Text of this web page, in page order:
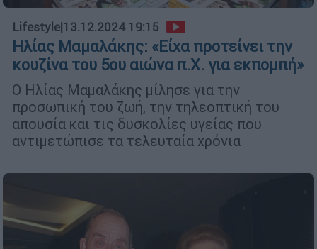
Lifestyle|13.12.2024 19:15
Ηλίας Μαμαλάκης: «Είχα προτείνει την
κουζίνα του 5ου αιώνα π.Χ. για εκπομπή»
Ο Ηλίας Μαμαλάκης μίλησε για την
προσωπική του ζωή, την τηλεοπτική του
απουσία και τις δυσκολίες υγείας που
αντιμετώπισε τα τελευταία χρόνια